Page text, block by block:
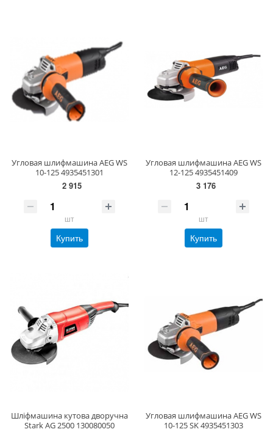
Угловая шлифмашина AEG WS
10-125 4935451301
2 915
шт
Купить
Угловая шлифмашина AEG WS
12-125 4935451409
3 176
шт
Купить
Шліфмашина кутова дворучна
Stark AG 2500 130080050
Угловая шлифмашина AEG WS
10-125 SK 4935451303